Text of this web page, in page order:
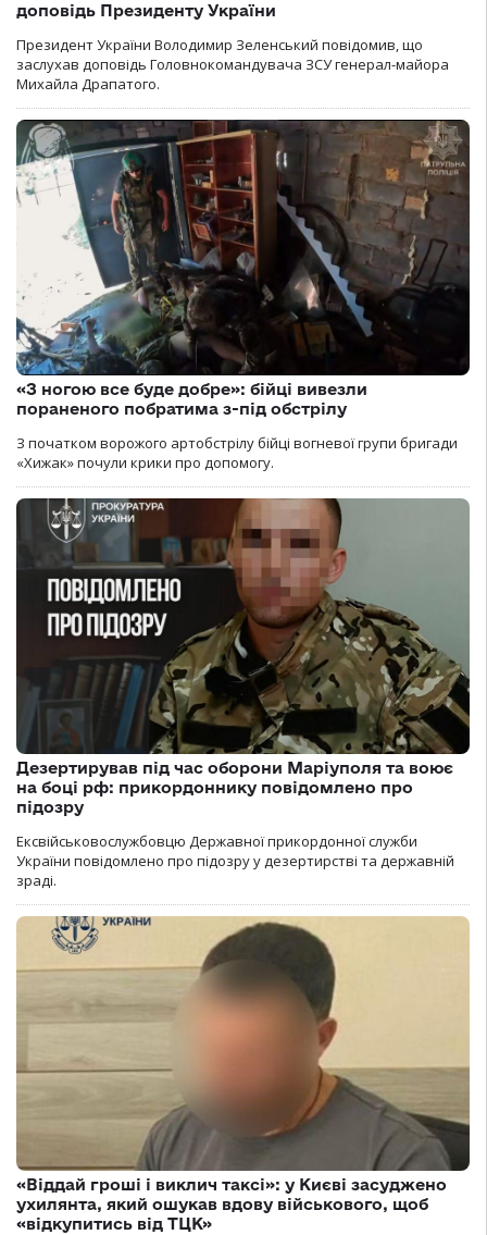
доповідь Президенту України
Президент України Володимир Зеленський повідомив, що
заслухав доповідь Головнокомандувача ЗСУ генерал-майора
Михайла Драпатого.
«З ногою все буде добре»: бійці вивезли
пораненого побратима з-під обстрілу
З початком ворожого артобстрілу бійці вогневої групи бригади
«Хижак» почули крики про допомогу.
Дезертирував під час оборони Маріуполя та воює
на боці рф: прикордоннику повідомлено про
підозру
Ексвійськовослужбовцю Державної прикордонної служби
України повідомлено про підозру у дезертирстві та державній
зраді.
«Віддай гроші і виклич таксі»: у Києві засуджено
ухилянта, який ошукав вдову військового, щоб
«відкупитись від ТЦК»